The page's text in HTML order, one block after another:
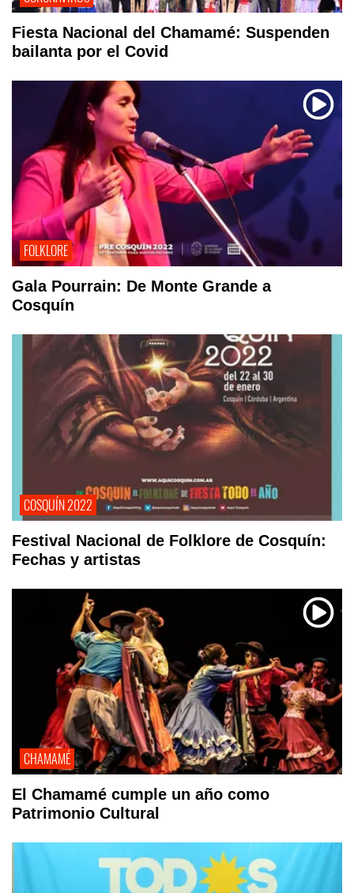
Fiesta Nacional del Chamamé: Suspenden
bailanta por el Covid
FOLKLORE
Gala Pourrain: De Monte Grande a
Cosquín
COSQUÍN 2022
Festival Nacional de Folklore de Cosquín:
Fechas y artistas
CHAMAMÉ
El Chamamé cumple un año como
Patrimonio Cultural